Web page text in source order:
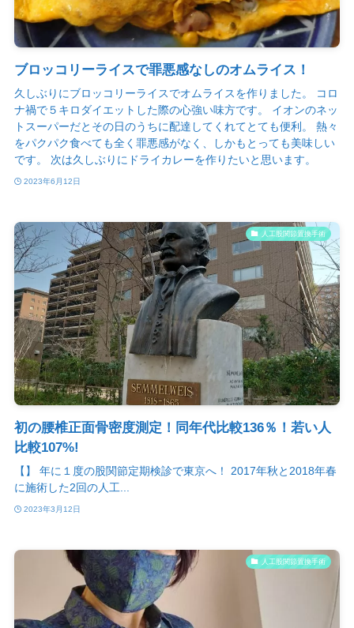
ブロッコリーライスで罪悪感なしのオムライス！
久しぶりにブロッコリーライスでオムライスを作りました。 コロ
ナ禍で５キロダイエットした際の心強い味方です。 イオンのネッ
トスーパーだとその日のうちに配達してくれてとても便利。 熱々
をパクパク食べても全く罪悪感がなく、しかもとっても美味しい
です。 次は久しぶりにドライカレーを作りたいと思います。
2023年6月12日
人工股関節置換手術
初の腰椎正面骨密度測定！同年代比較136％！若い人
比較107%!
【】 年に１度の股関節定期検診で東京へ！ 2017年秋と2018年春
に施術した2回の人工...
2023年3月12日
人工股関節置換手術